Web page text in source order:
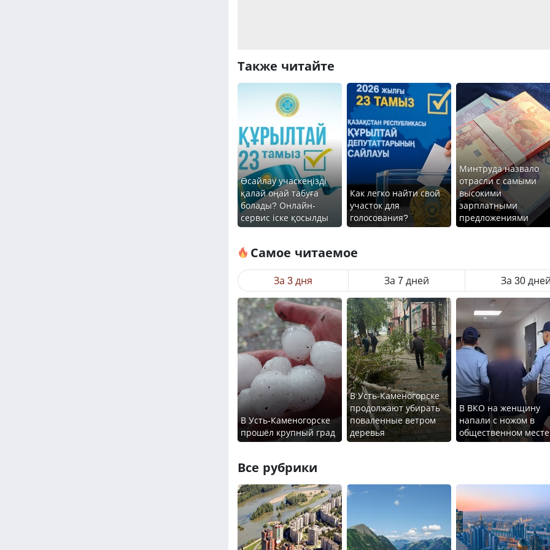
Также читайте
Өсайлау учаскеңізді
қалай оңай табуға
болады? Онлайн-
сервис іске қосылды
Как легко найти свой
участок для
голосования?
Минтруда назвало
отрасли с самыми
высокими
зарплатными
предложениями
Самое читаемое
За 3 дня
В Усть-Каменогорске
прошёл крупный град
В Усть-Каменогорске
продолжают убирать
поваленные ветром
деревья
В ВКО на женщину
напали с ножом в
общественном месте
За 7 дней За 30
Все рубрики